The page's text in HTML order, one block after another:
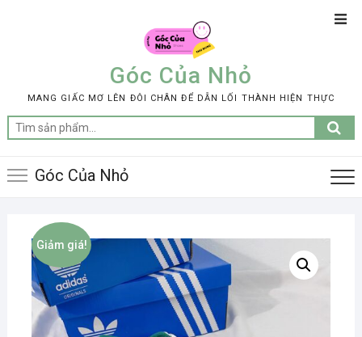
Góc Của Nhỏ
MANG GIẤC MƠ LÊN ĐÔI CHÂN ĐỂ DẪN LỐI THÀNH HIỆN THỰC
Tìm
kiếm:
Góc Của Nhỏ
Giảm giá!